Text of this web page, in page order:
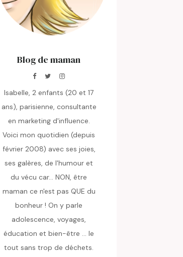
Blog de maman
Isabelle, 2 enfants (20 et 17
ans), parisienne, consultante
en marketing d'influence.
Voici mon quotidien (depuis
février 2008) avec ses joies,
ses galères, de l'humour et
du vécu car... NON, être
maman ce n'est pas QUE du
bonheur ! On y parle
adolescence, voyages,
éducation et bien-être ... le
tout sans trop de déchets.